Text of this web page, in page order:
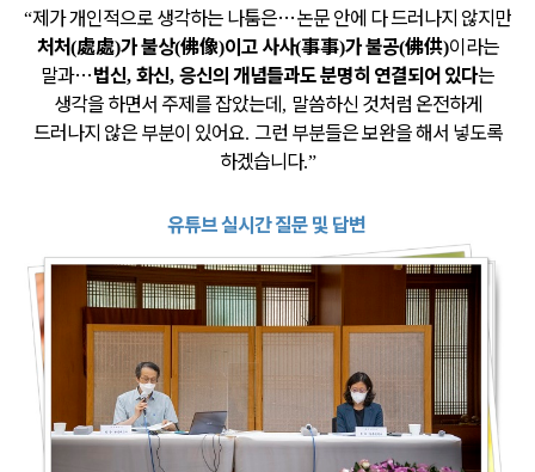
“제가 개인적으로 생각하는 나툼은…논문 안에 다 드러나지 않지만
처처(處處)가 불상(佛像)이고 사사(事事)가 불공(佛供)이라는
말과…법신, 화신, 응신의 개념들과도 분명히 연결되어 있다는
생각을 하면서 주제를 잡았는데, 말씀하신 것처럼 온전하게
드러나지 않은 부분이 있어요. 그런 부분들은 보완을 해서 넣도록
하겠습니다.”
유튜브 실시간 질문 및 답변